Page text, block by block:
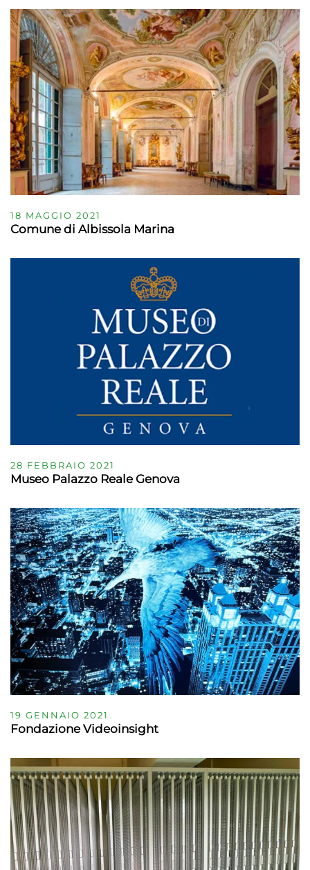
18 MAGGIO 2021
Comune di Albissola Marina
28 FEBBRAIO 2021
Museo Palazzo Reale Genova
19 GENNAIO 2021
Fondazione Videoinsight